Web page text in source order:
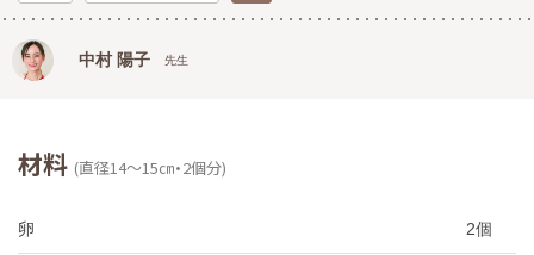
中村 陽子 先生
材料 (直径14〜15㎝・2個分)
卵 2個